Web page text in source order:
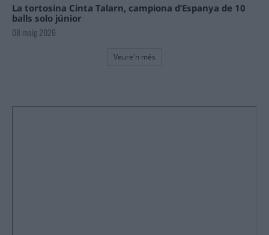
La tortosina Cinta Talarn, campiona d’Espanya de 10
balls solo júnior
08 maig 2026
Veure'n més